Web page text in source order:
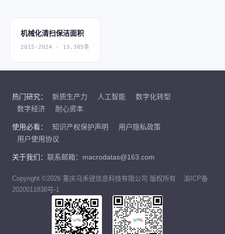
机械化清扫保洁面积
2015-2024 · 13,305条
热门研究： 新质生产力 人工智能
数字化转型
数字经济
耐心资本
使用必看： 知识产权保护声明
用户隐私政策
用户使用协议
关于我们： 联系邮箱：macrodatas@163.com
Copyright ©2026 重庆马禾锐信息科技有限公司 版权所有
渝ICP备
2020011838号-1